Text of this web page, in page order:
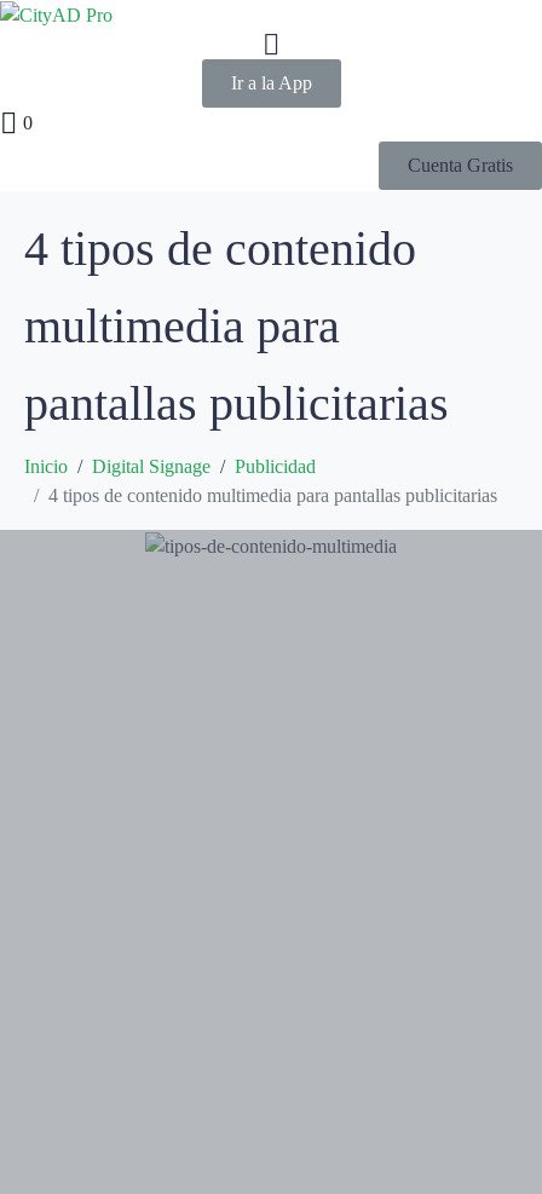
Ir a la App
0
Cuenta Gratis
4 tipos de contenido
multimedia para
pantallas publicitarias
Inicio Digital Signage
Publicidad
4 tipos de contenido multimedia para pantallas publicitarias